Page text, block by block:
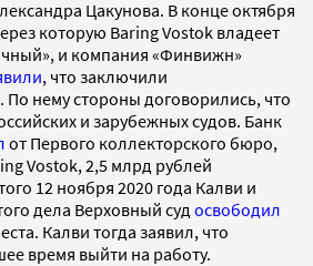
Цакунова. В конце октября
которую Baring Vostok владеет
и компания «Финвижн»
, что заключили
нему стороны договорились, что
и зарубежных судов. Банк
от Первого коллекторского бюро,
Vostok, 2,5 млрд рублей
12 ноября 2020 года Калви и
дела Верховный суд освободил
Калви тогда заявил, что
время выйти на работу.